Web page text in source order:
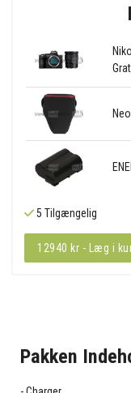
5 Tilgængelig
12940 kr - Læg i
Pakken